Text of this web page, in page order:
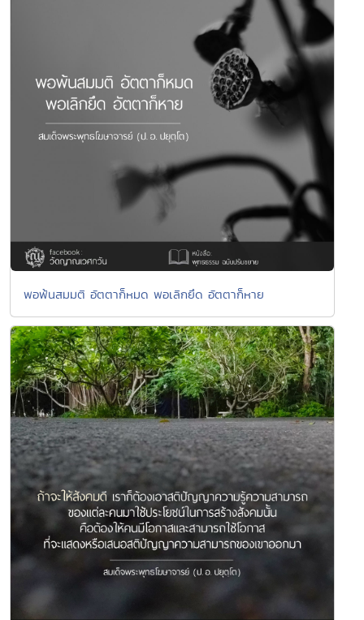
พอพ้นสมมติ อัตตาก็หมด พอเลิกยึด อัตตาก็หาย